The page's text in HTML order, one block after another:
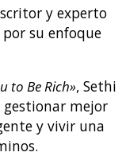
y experto
su enfoque
to Be Rich», Sethi
gestionar mejor
y vivir una